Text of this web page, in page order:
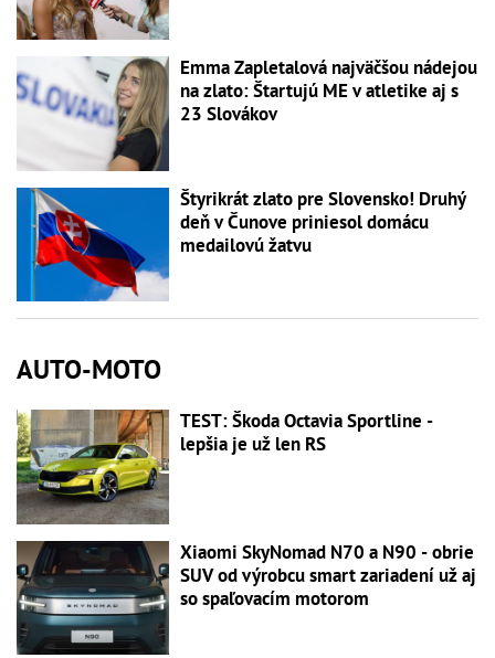
Emma Zapletalová najväčšou nádejou
na zlato: Štartujú ME v atletike aj s
23 Slovákov
Štyrikrát zlato pre Slovensko! Druhý
deň v Čunove priniesol domácu
medailovú žatvu
AUTO-MOTO
TEST: Škoda Octavia Sportline -
lepšia je už len RS
Xiaomi SkyNomad N70 a N90 - obrie
SUV od výrobcu smart zariadení už aj
so spaľovacím motorom